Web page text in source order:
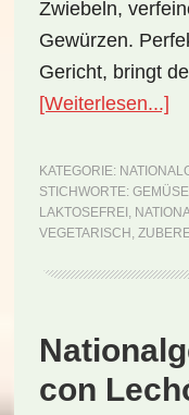
Zwiebeln,
Gewürzen.
Gericht, bringt
[Weiterlesen...]
KATEGORIE:
STICHWORTE: GEMÜSE
LAKTOSEFREI ,
VEGETARISCH ,
con